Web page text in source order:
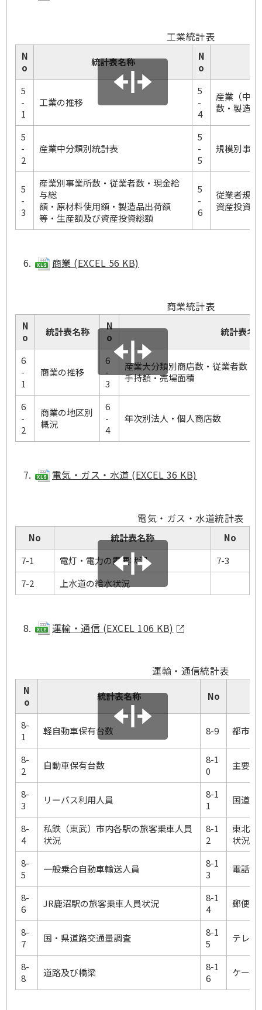
工業統計表
N
o
統計表名称
N
o
5
-
1
工業の推移
5
-
4
産業（中
数・製造
5
-
2
産業中分類別統計表
5
-
5
規模別事
5
-
3
産業別事業所数・従業者数・現金給
与総
額・原材料使用額・製造品出荷額
等・生産額及び資産投資総額
5
-
6
従業者規
資産投資
商業 (EXCEL 56 KB)
商業統計表
N
o
統計表名称
N
o
統計表名
6
-
1
商業の推移
6
-
3
産業大分類別商店数・従業者数・
手持額・売場面積
6
-
2
商業の地区別
概況
6
-
4
年次別法人・個人商店数
電気・ガス・水道 (EXCEL 36 KB)
電気・ガス・水道統計表
No 統計表名称
No
7-1
電灯・電力の需要状況 7-3
7-2
上水道の給水状況
運輸・通信 (EXCEL 106 KB)
運輸・通信統計表
N
o
統計表名称 No
8-
1
軽自動車保有台数 8-9 都市計
8-
2
自動車保有台数
8-1
0
主要市
8-
3
リーバス利用人員
8-1
1
国道
8-
4
私鉄（東武）市内各駅の旅客乗車人員
状況
8-1
2
東北縦
状況
8-
5
一般乗合自動車輸送人員
8-1
3
電話の
8-
6
JR鹿沼駅の旅客乗車人員状況
8-1
4
郵便施
8-
7
国・県道路交通量調査
8-1
5
テレビ
8-
8
道路及び橋梁
8-1
6
ケーブ